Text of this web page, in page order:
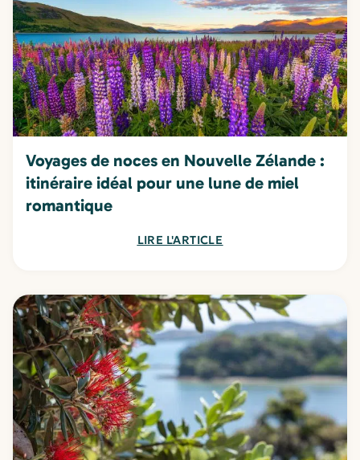
Voyages de noces en Nouvelle Zélande :
itinéraire idéal pour une lune de miel
romantique
LIRE L'ARTICLE